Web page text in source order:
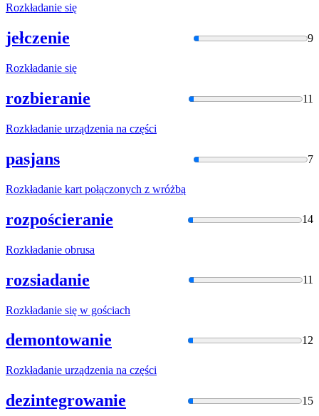
Rozkładanie się
jełczenie 9
Rozkładanie się
rozbieranie 11
Rozkładanie urządzenia na części
pasjans 7
Rozkładanie kart połączonych z wróżbą
rozpościeranie 14
Rozkładanie obrusa
rozsiadanie 11
Rozkładanie się w gościach
demontowanie 12
Rozkładanie urządzenia na części
dezintegrowanie 15